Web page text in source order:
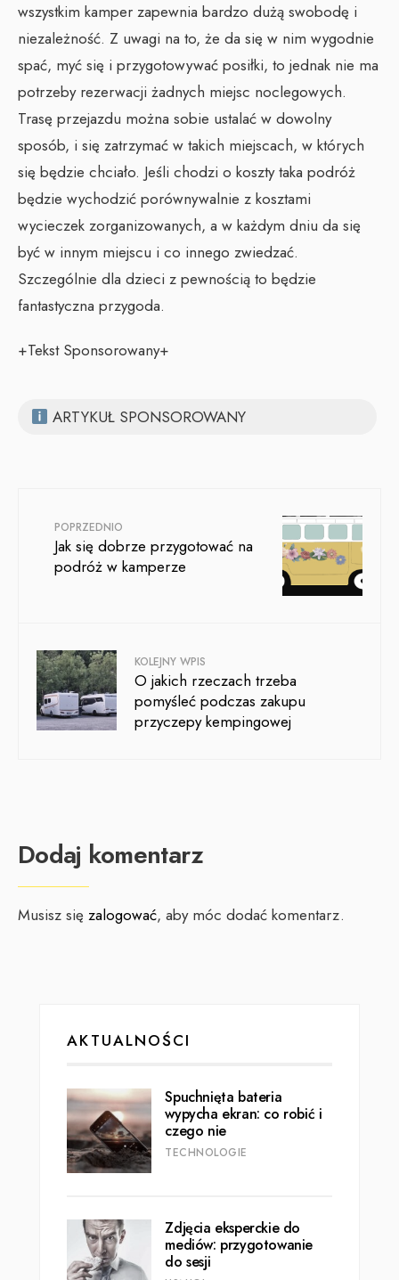
wszystkim kamper zapewnia bardzo dużą swobodę i
niezależność. Z uwagi na to, że da się w nim wygodnie
spać, myć się i przygotowywać posiłki, to jednak nie ma
potrzeby rezerwacji żadnych miejsc noclegowych.
Trasę przejazdu można sobie ustalać w dowolny
sposób, i się zatrzymać w takich miejscach, w których
się będzie chciało. Jeśli chodzi o koszty taka podróż
będzie wychodzić porównywalnie z kosztami
wycieczek zorganizowanych, a w każdym dniu da się
być w innym miejscu i co innego zwiedzać.
Szczególnie dla dzieci z pewnością to będzie
fantastyczna przygoda.
+Tekst Sponsorowany+
ARTYKUŁ SPONSOROWANY
POPRZEDNIO
Jak się dobrze przygotować na
podróż w kamperze
KOLEJNY WPIS
O jakich rzeczach trzeba
pomyśleć podczas zakupu
przyczepy kempingowej
Dodaj komentarz
Musisz się zalogować, aby móc dodać komentarz.
AKTUALNOŚCI
Spuchnięta bateria
wypycha ekran: co robić i
czego nie
TECHNOLOGIE
Zdjęcia eksperckie do
mediów: przygotowanie
do sesji